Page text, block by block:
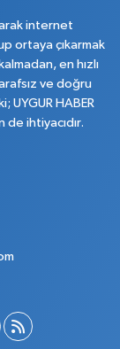
internet
ortaya çıkarmak
en hızlı
ve doğru
UYGUR HABER
de ihtiyacıdır.